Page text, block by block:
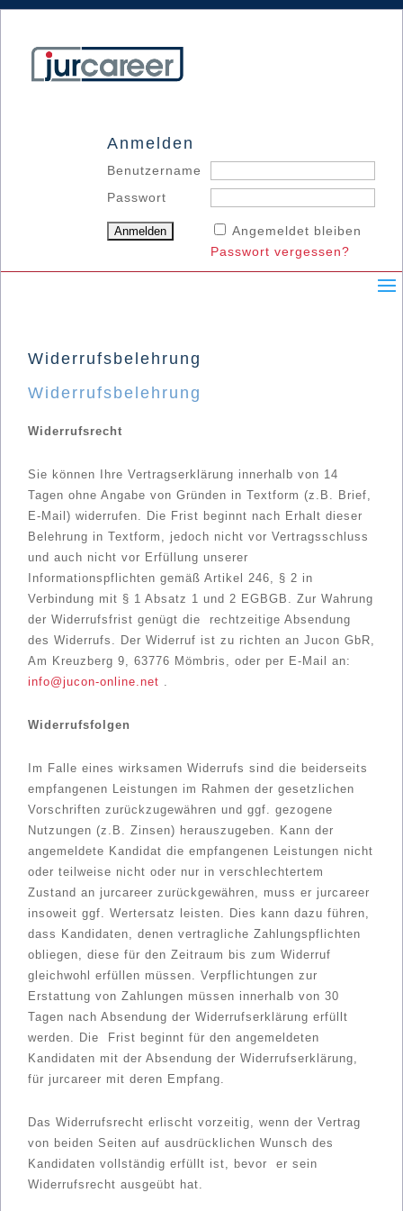
Anmelden
Benutzername
Passwort
Angemeldet bleiben
Passwort vergessen?
Widerrufsbelehrung
Widerrufsbelehrung
Widerrufsrecht
Sie können Ihre Vertragserklärung innerhalb von 14
Tagen ohne Angabe von Gründen in Textform (z.B. Brief,
E-Mail) widerrufen. Die Frist beginnt nach Erhalt dieser
Belehrung in Textform, jedoch nicht vor Vertragsschluss
und auch nicht vor Erfüllung unserer
Informationspflichten gemäß Artikel 246, § 2 in
Verbindung mit § 1 Absatz 1 und 2 EGBGB. Zur Wahrung
der Widerrufsfrist genügt die rechtzeitige Absendung
des Widerrufs. Der Widerruf ist zu richten an Jucon GbR,
Am Kreuzberg 9, 63776 Mömbris, oder per E-Mail an:
info@jucon-online.net .
Widerrufsfolgen
Im Falle eines wirksamen Widerrufs sind die beiderseits
empfangenen Leistungen im Rahmen der gesetzlichen
Vorschriften zurückzugewähren und ggf. gezogene
Nutzungen (z.B. Zinsen) herauszugeben. Kann der
angemeldete Kandidat die empfangenen Leistungen nicht
oder teilweise nicht oder nur in verschlechtertem
Zustand an jurcareer zurückgewähren, muss er jurcareer
insoweit ggf. Wertersatz leisten. Dies kann dazu führen,
dass Kandidaten, denen vertragliche Zahlungspflichten
obliegen, diese für den Zeitraum bis zum Widerruf
gleichwohl erfüllen müssen. Verpflichtungen zur
Erstattung von Zahlungen müssen innerhalb von 30
Tagen nach Absendung der Widerrufserklärung erfüllt
werden. Die Frist beginnt für den angemeldeten
Kandidaten mit der Absendung der Widerrufserklärung,
für jurcareer mit deren Empfang.
Das Widerrufsrecht erlischt vorzeitig, wenn der Vertrag
von beiden Seiten auf ausdrücklichen Wunsch des
Kandidaten vollständig erfüllt ist, bevor er sein
Widerrufsrecht ausgeübt hat.